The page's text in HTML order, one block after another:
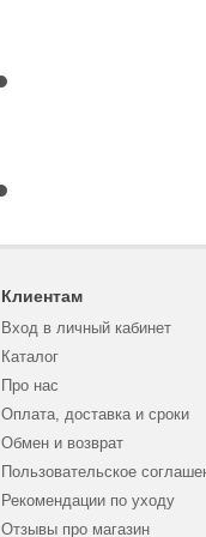
Клиентам
Вход в личный кабинет
Каталог
Про нас
Оплата, доставка и сроки
Обмен и возврат
Пользовательское
Рекомендации по уходу
Отзывы про магазин